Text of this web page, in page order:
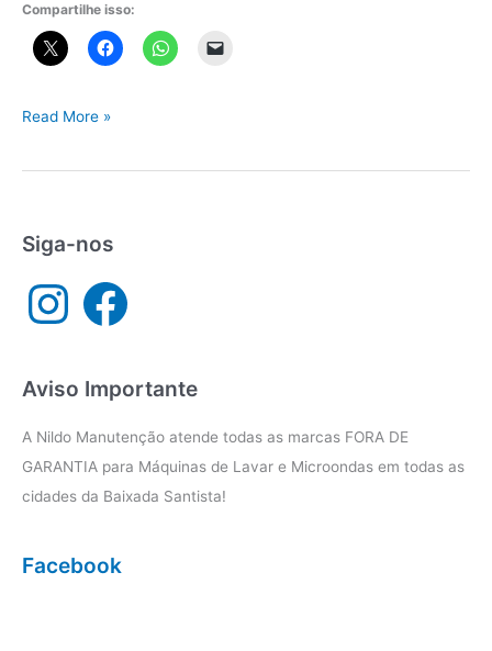
Compartilhe isso:
Assistência
São
Vicente
Read More »
Siga-nos
n
a
m
a
c
Aviso Importante
A Nildo Manutenção atende todas as marcas FORA DE
GARANTIA para Máquinas de Lavar e Microondas em todas as
cidades da Baixada Santista!
Facebook